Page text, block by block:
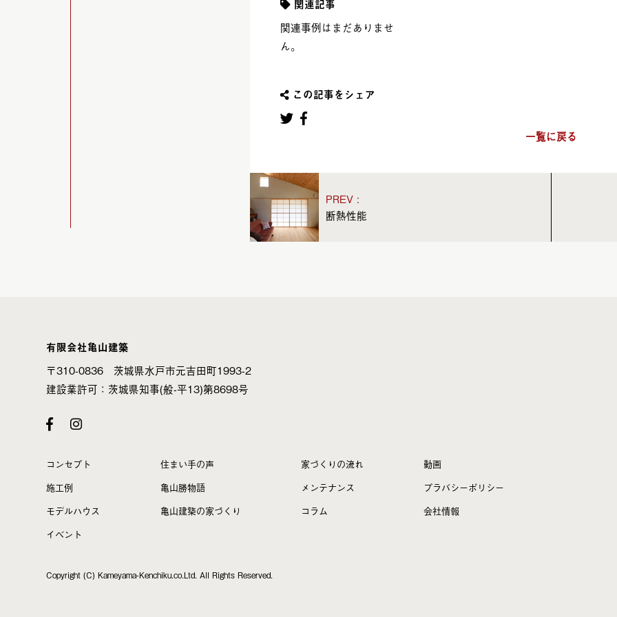
関連記事
関連事例はまだありませ
ん。
この記事をシェア
一覧に戻る
断熱性能
有限会社亀山建築
〒310-0836 茨城県水戸市元吉田町1993-2
建設業許可：茨城県知事(般-平13)第8698号
コンセプト
施工例
モデルハウス
イベント
住まい手の声
亀山勝物語
亀山建築の家づくり
家づくりの流れ
メンテナンス
コラム
動画
プラバシーポリシー
会社情報
Copyright (C) Kameyama-Kenchiku.co.Ltd. All Rights Reserved.